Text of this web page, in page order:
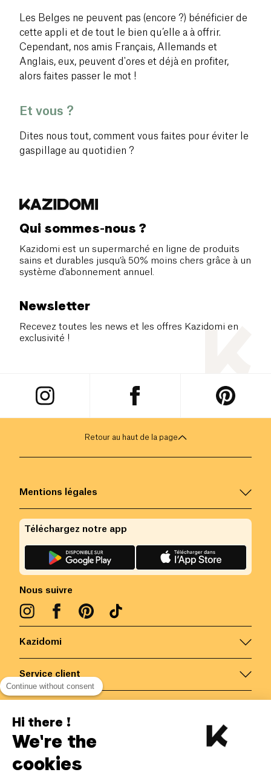
Les Belges ne peuvent pas (encore ?) bénéficier de
cette appli et de tout le bien qu’elle a à offrir.
Cependant, nos amis Français, Allemands et
Anglais, eux, peuvent d'ores et déjà en profiter,
alors faites passer le mot !
Et vous ?
Dites nous tout, comment vous faites pour éviter le
gaspillage au quotidien ?
Qui sommes-nous ?
Kazidomi est un supermarché en ligne de produits
sains et durables jusqu’à 50% moins chers grâce à un
système d’abonnement annuel.
Newsletter
Recevez toutes les news et les offres Kazidomi en
exclusivité !
Retour au haut de la page
Kazidomi
Service client
Mentions légales
Nous suivre
Téléchargez notre app
Belgique/FR
Continue without consent
Hi there !
We're the
cookies